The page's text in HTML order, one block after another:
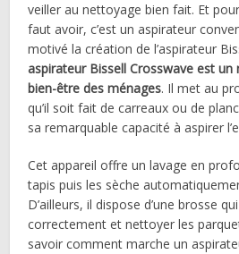
veiller au nettoyage bien fait. Et pour
faut avoir, c’est un aspirateur
motivé la création de l’aspirateur
aspirateur Bissell Crosswave est
bien-être des ménages. Il met au
qu’il soit fait de carreaux ou de
sa remarquable capacité à aspirer
Cet appareil offre un lavage en
tapis puis les sèche
D’ailleurs, il dispose d’une brosse
correctement et nettoyer les
savoir comment marche un